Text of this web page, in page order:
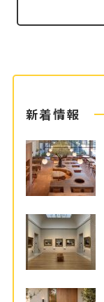
新着情報